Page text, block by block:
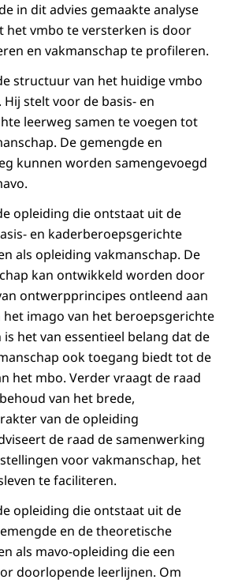
in dit advies gemaakte analyse
het vmbo te versterken is door
en vakmanschap te profileren.
structuur van het huidige vmbo
stelt voor de basis- en
leerweg samen te voegen tot
De gemengde en
kunnen worden samengevoegd
opleiding die ontstaat uit de
en kaderberoepsgerichte
als opleiding vakmanschap. De
kan ontwikkeld worden door
ontwerpprincipes ontleend aan
het imago van het beroepsgerichte
het van essentieel belang dat de
ook toegang biedt tot de
het mbo. Verder vraagt de raad
van het brede,
van de opleiding
de raad de samenwerking
voor vakmanschap, het
te faciliteren.
opleiding die ontstaat uit de
en de theoretische
als mavo-opleiding die een
doorlopende leerlijnen. Om